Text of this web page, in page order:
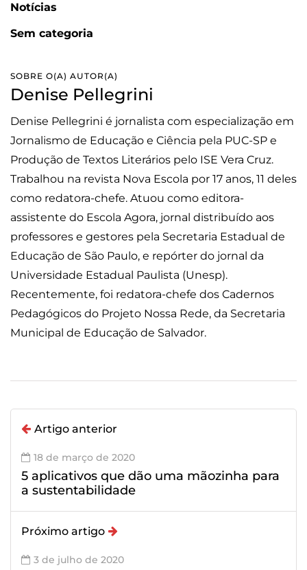
Notícias
Sem categoria
SOBRE O(A) AUTOR(A)
Denise Pellegrini
Denise Pellegrini é jornalista com especialização em
Jornalismo de Educação e Ciência pela PUC-SP e
Produção de Textos Literários pelo ISE Vera Cruz.
Trabalhou na revista Nova Escola por 17 anos, 11 deles
como redatora-chefe. Atuou como editora-
assistente do Escola Agora, jornal distribuído aos
professores e gestores pela Secretaria Estadual de
Educação de São Paulo, e repórter do jornal da
Universidade Estadual Paulista (Unesp).
Recentemente, foi redatora-chefe dos Cadernos
Pedagógicos do Projeto Nossa Rede, da Secretaria
Municipal de Educação de Salvador.
Artigo anterior
18 de março de 2020
5 aplicativos que dão uma mãozinha para
a sustentabilidade
Próximo artigo
3 de julho de 2020